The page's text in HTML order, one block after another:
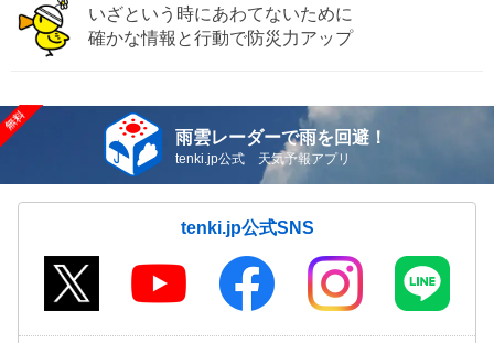
いざという時にあわてないために
確かな情報と行動で防災力アップ
雨雲レーダーで雨を回避！
tenki.jp公式 天気予報アプリ
tenki.jp公式SNS